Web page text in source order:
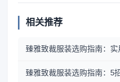
相关推荐
臻雅致裁服装选购指南：
臻雅致裁服装选购指南：5